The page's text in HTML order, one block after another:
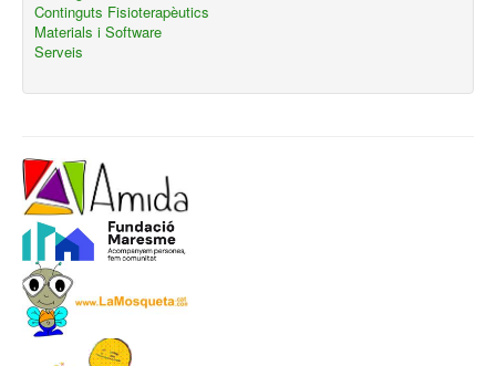
Continguts Fisioterapèutics
Materials i Software
Serveis